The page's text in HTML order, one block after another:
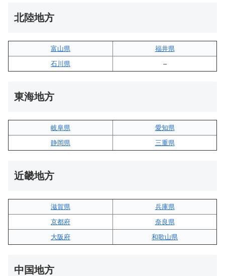
北陸地方
富山県
福井県
石川県
–
東海地方
岐阜県
愛知県
静岡県
三重県
近畿地方
滋賀県
兵庫県
京都府
奈良県
大阪府
和歌山県
中国地方